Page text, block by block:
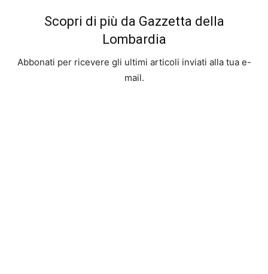
Scopri di più da Gazzetta della
Lombardia
Abbonati per ricevere gli ultimi articoli inviati alla tua e-
mail.